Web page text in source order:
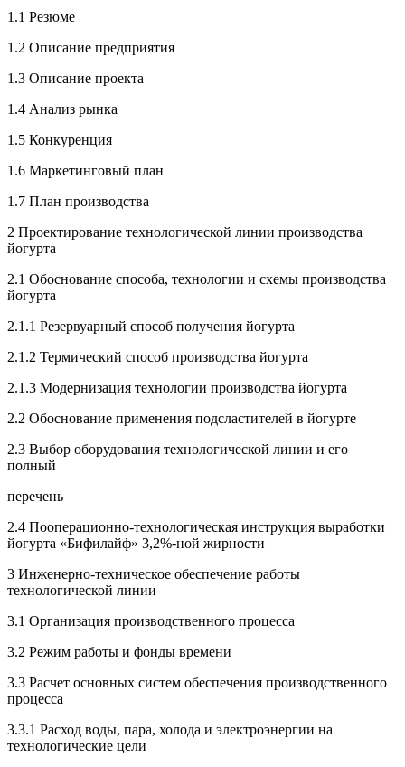
1.1 Резюме
1.2 Описание предприятия
1.3 Описание проекта
1.4 Анализ рынка
1.5 Конкуренция
1.6 Маркетинговый план
1.7 План производства
2 Проектирование технологической линии производства
йогурта
2.1 Обоснование способа, технологии и схемы производства
йогурта
2.1.1 Резервуарный способ получения йогурта
2.1.2 Термический способ производства йогурта
2.1.3 Модернизация технологии производства йогурта
2.2 Обоснование применения подсластителей в йогурте
2.3 Выбор оборудования технологической линии и его
полный
перечень
2.4 Пооперационно-технологическая инструкция выработки
йогурта «Бифилайф» 3,2%-ной жирности
3 Инженерно-техническое обеспечение работы
технологической линии
3.1 Организация производственного процесса
3.2 Режим работы и фонды времени
3.3 Расчет основных систем обеспечения производственного
процесса
3.3.1 Расход воды, пара, холода и электроэнергии на
технологические цели